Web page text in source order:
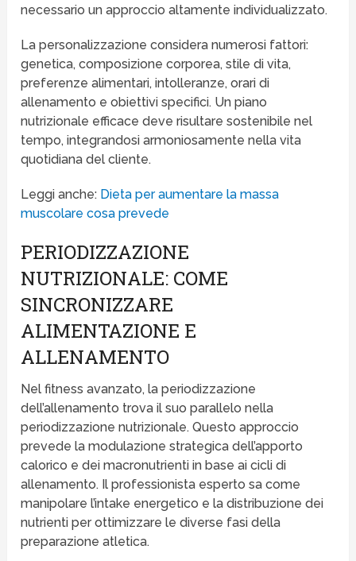
necessario un approccio altamente individualizzato.
La personalizzazione considera numerosi fattori:
genetica, composizione corporea, stile di vita,
preferenze alimentari, intolleranze, orari di
allenamento e obiettivi specifici. Un piano
nutrizionale efficace deve risultare sostenibile nel
tempo, integrandosi armoniosamente nella vita
quotidiana del cliente.
Leggi anche: Dieta per aumentare la massa
muscolare cosa prevede
PERIODIZZAZIONE
NUTRIZIONALE: COME
SINCRONIZZARE
ALIMENTAZIONE E
ALLENAMENTO
Nel fitness avanzato, la periodizzazione
dell’allenamento trova il suo parallelo nella
periodizzazione nutrizionale. Questo approccio
prevede la modulazione strategica dell’apporto
calorico e dei macronutrienti in base ai cicli di
allenamento. Il professionista esperto sa come
manipolare l’intake energetico e la distribuzione dei
nutrienti per ottimizzare le diverse fasi della
preparazione atletica.